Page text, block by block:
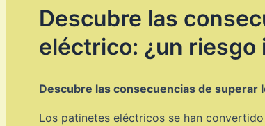
Descubre las
eléctrico: ¿un riesgo
Descubre las consecuencias de
Los patinetes eléctricos se han